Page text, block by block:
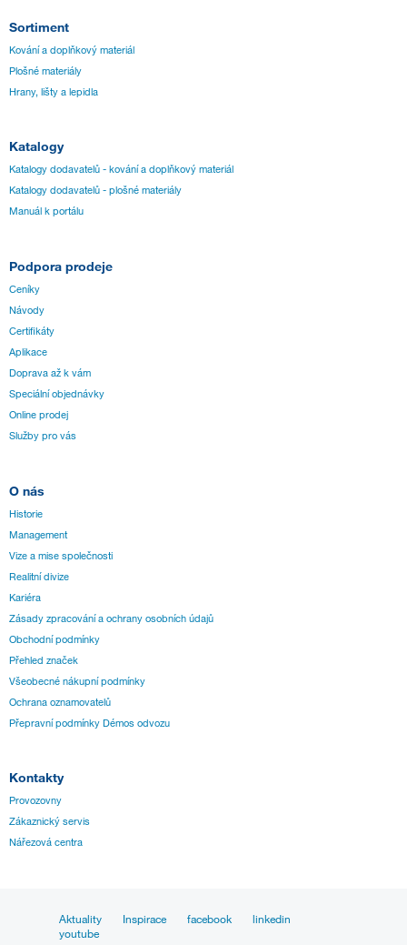
Sortiment
Kování a doplňkový materiál
Plošné materiály
Hrany, lišty a lepidla
Katalogy
Katalogy dodavatelů - kování a doplňkový materiál
Katalogy dodavatelů - plošné materiály
Manuál k portálu
Podpora prodeje
Ceníky
Návody
Certifikáty
Aplikace
Doprava až k vám
Speciální objednávky
Online prodej
Služby pro vás
O nás
Historie
Management
Vize a mise společnosti
Realitní divize
Kariéra
Zásady zpracování a ochrany osobních údajů
Obchodní podmínky
Přehled značek
Všeobecné nákupní podmínky
Ochrana oznamovatelů
Přepravní podmínky Démos odvozu
Kontakty
Provozovny
Zákaznický servis
Nářezová centra
Aktuality Inspirace facebook
linkedin
youtube